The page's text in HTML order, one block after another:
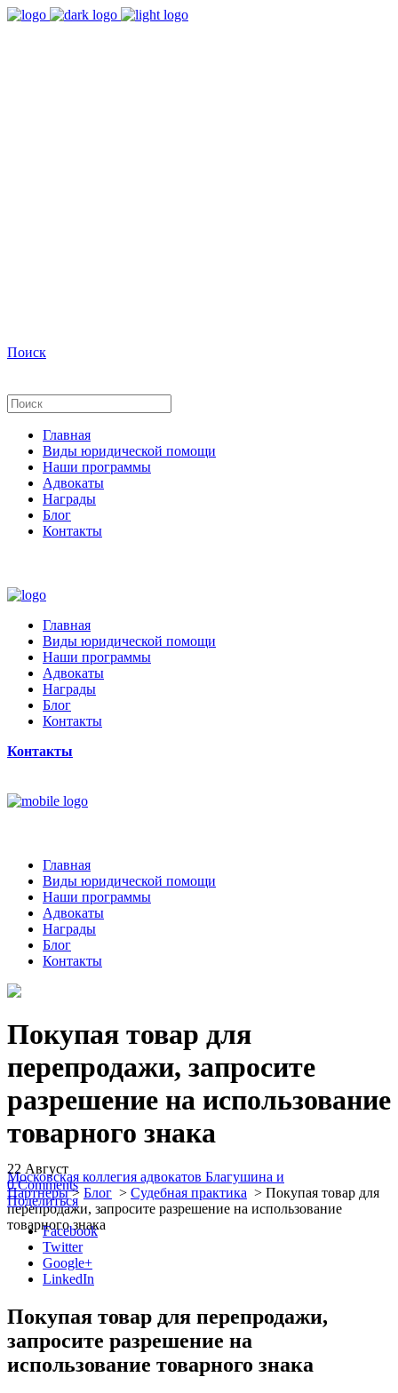
Поиск
Главная
Виды юридической помощи
Наши программы
Адвокаты
Награды
Блог
Контакты
Главная
Виды юридической помощи
Наши программы
Адвокаты
Награды
Блог
Контакты
Контакты
Главная
Виды юридической помощи
Наши программы
Адвокаты
Награды
Блог
Контакты
Покупая товар для
перепродажи, запросите
разрешение на использование
товарного знака
Московская коллегия адвокатов Благушина и
Партнеры> Блог > Судебная практика > Покупая товар для
перепродажи, запросите разрешение на использование
товарного знака
22 Август
0 Comments
Поделиться
Facebook
Twitter
Google+
LinkedIn
Покупая товар для перепродажи,
запросите разрешение на
использование товарного знака